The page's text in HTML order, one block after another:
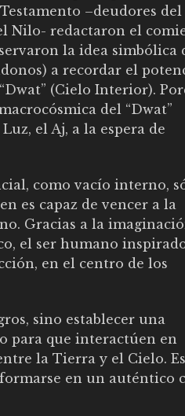
–deudores del
Nilo- redactaron el
la idea simbólica
a recordar el
(Cielo Interior).
del “Dwat”
el Aj, a la espera de
como vacío interno,
es capaz de vencer a la
Gracias a la
el ser humano
en el centro de los
sino establecer una
para que interactúen en
la Tierra y el Cielo.
en un auténtico